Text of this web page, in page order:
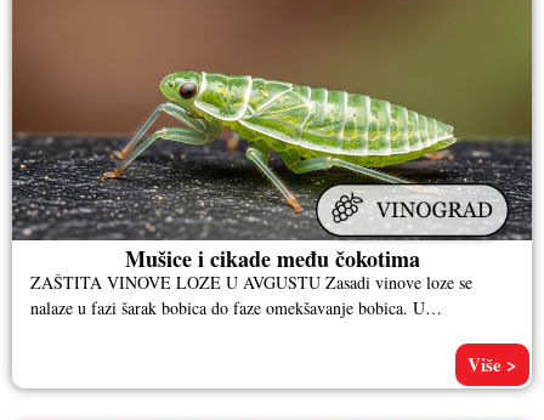
Mušice i cikade među čokotima
ZAŠTITA VINOVE LOZE U AVGUSTU Zasadi vinove loze se
nalaze u fazi šarak bobica do faze omekšavanje bobica. U
Više >